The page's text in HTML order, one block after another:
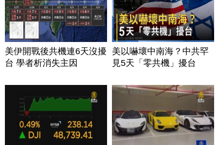
美伊開戰後共機連6天沒擾
台 學者析消失主因
美以嚇壞中南海？中共罕
見5天「零共機」擾台